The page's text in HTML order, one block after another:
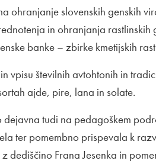
ohranjanje slovenskih genskih
in ohranjanja rastlinskih
banke – zbirke kmetijskih
vpisu številnih avtohtonih in
ajde, pire, lana in solate.
tudi na pedagoškem
ter pomembno prispevala k
dediščino Frana Jesenka in